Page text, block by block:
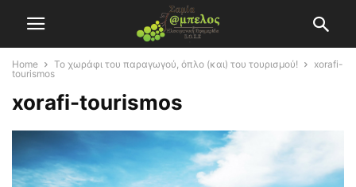
Home Το χωράφι του παραγωγού, όπλο (και) του τουρισμού!
xorafi-
tourismos
xorafi-tourismos